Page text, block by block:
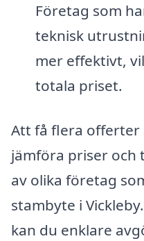
Företag som
teknisk
mer effektivt,
totala priset.
Att få flera
jämföra priser och
av olika företag
stambyte i
kan du enklare